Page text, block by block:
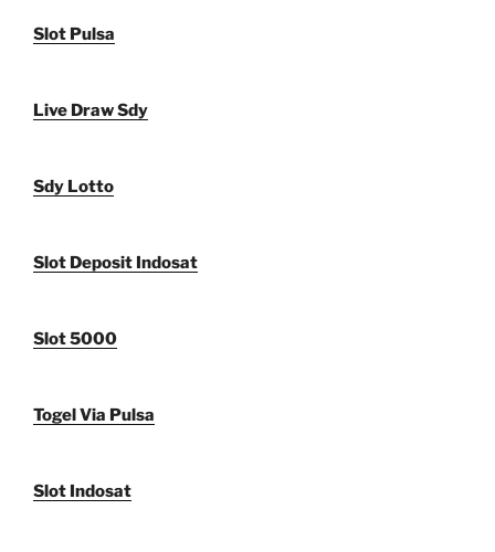
Slot Pulsa
Live Draw Sdy
Sdy Lotto
Slot Deposit Indosat
Slot 5000
Togel Via Pulsa
Slot Indosat